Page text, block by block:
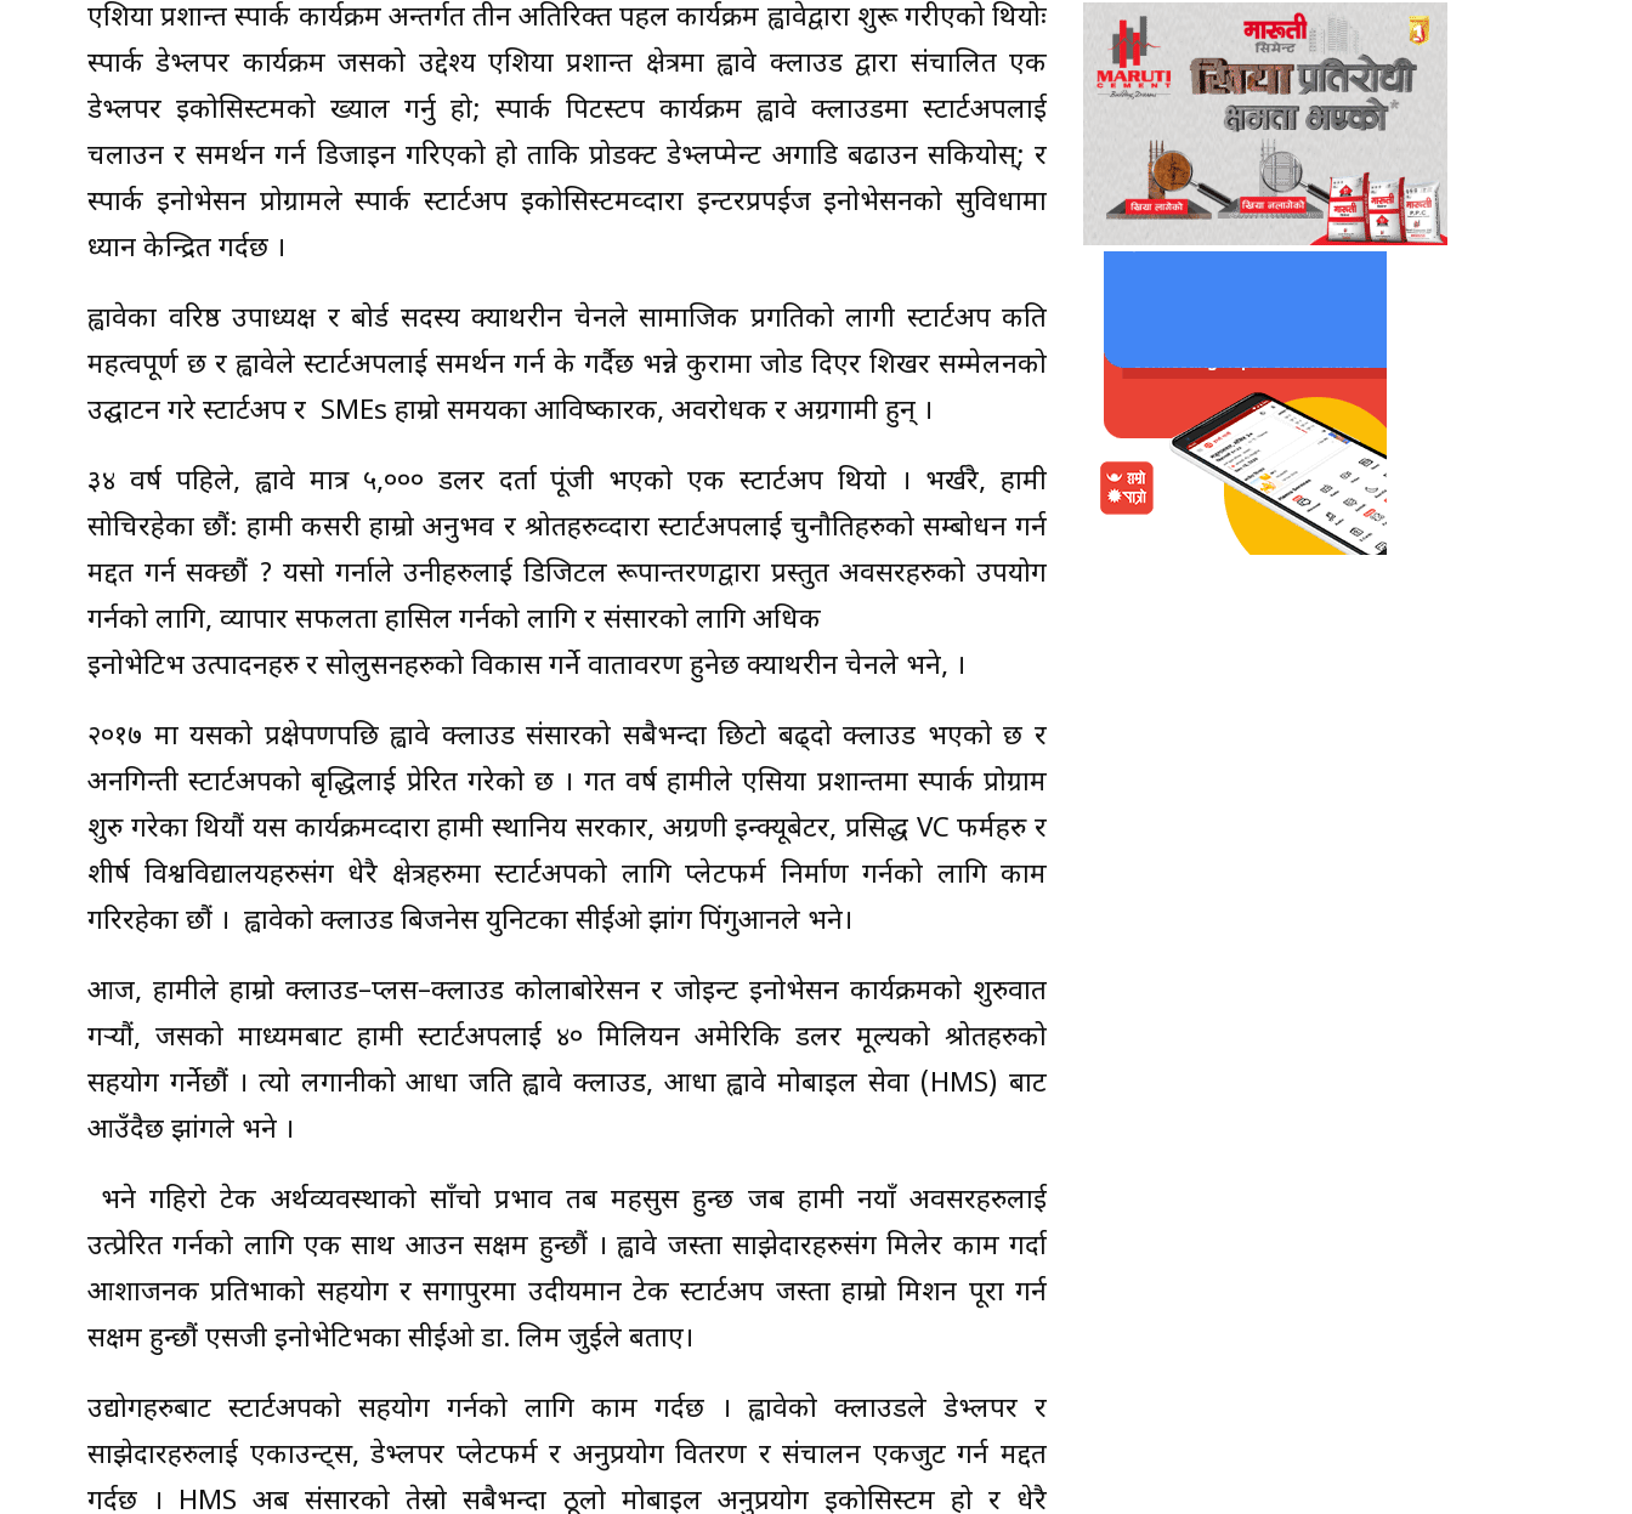
एशिया प्रशान्त स्पार्क कार्यक्रम अन्तर्गत तीन अतिरिक्त पहल कार्यक्रम ह्वावेद्वारा शुरू गरीएको थियोः
स्पार्क डेभ्लपर कार्यक्रम जसको उद्देश्य एशिया प्रशान्त क्षेत्रमा ह्वावे क्लाउड द्वारा संचालित एक
डेभ्लपर इकोसिस्टमको ख्याल गर्नु हो; स्पार्क पिटस्टप कार्यक्रम ह्वावे क्लाउडमा स्टार्टअपलाई
चलाउन र समर्थन गर्न डिजाइन गरिएको हो ताकि प्रोडक्ट डेभ्लप्मेन्ट अगाडि बढाउन सकियोस्; र
स्पार्क इनोभेसन प्रोग्रामले स्पार्क स्टार्टअप इकोसिस्टमव्दारा इन्टरप्रपईज इनोभेसनको सुविधामा
ध्यान केन्द्रित गर्दछ ।
ह्वावेका वरिष्ठ उपाध्यक्ष र बोर्ड सदस्य क्याथरीन चेनले सामाजिक प्रगतिको लागी स्टार्टअप कति
महत्वपूर्ण छ र ह्वावेले स्टार्टअपलाई समर्थन गर्न के गर्दैछ भन्ने कुरामा जोड दिएर शिखर सम्मेलनको
उद्घाटन गरे स्टार्टअप र SMEs हाम्रो समयका आविष्कारक, अवरोधक र अग्रगामी हुन् ।
३४ वर्ष पहिले, ह्वावे मात्र ५,००० डलर दर्ता पूंजी भएको एक स्टार्टअप थियो । भर्खरै, हामी
सोचिरहेका छौं: हामी कसरी हाम्रो अनुभव र श्रोतहरुव्दारा स्टार्टअपलाई चुनौतिहरुको सम्बोधन गर्न
मद्दत गर्न सक्छौं ? यसो गर्नाले उनीहरुलाई डिजिटल रूपान्तरणद्वारा प्रस्तुत अवसरहरुको उपयोग
गर्नको लागि, व्यापार सफलता हासिल गर्नको लागि र संसारको लागि अधिक
इनोभेटिभ उत्पादनहरु र सोलुसनहरुको विकास गर्ने वातावरण हुनेछ क्याथरीन चेनले भने, ।
२०१७ मा यसको प्रक्षेपणपछि ह्वावे क्लाउड संसारको सबैभन्दा छिटो बढ्दो क्लाउड भएको छ र
अनगिन्ती स्टार्टअपको बृद्धिलाई प्रेरित गरेको छ । गत वर्ष हामीले एसिया प्रशान्तमा स्पार्क प्रोग्राम
शुरु गरेका थियौं यस कार्यक्रमव्दारा हामी स्थानिय सरकार, अग्रणी इन्क्यूबेटर, प्रसिद्ध VC फर्महरु र
शीर्ष विश्वविद्यालयहरुसंग धेरै क्षेत्रहरुमा स्टार्टअपको लागि प्लेटफर्म निर्माण गर्नको लागि काम
गरिरहेका छौं । ह्वावेको क्लाउड बिजनेस युनिटका सीईओ झांग पिंगुआनले भने।
आज, हामीले हाम्रो क्लाउड–प्लस–क्लाउड कोलाबोरेसन र जोइन्ट इनोभेसन कार्यक्रमको शुरुवात
गर्‍यौं, जसको माध्यमबाट हामी स्टार्टअपलाई ४० मिलियन अमेरिकि डलर मूल्यको श्रोतहरुको
सहयोग गर्नेछौं । त्यो लगानीको आधा जति ह्वावे क्लाउड, आधा ह्वावे मोबाइल सेवा (HMS) बाट
आउँदैछ झांगले भने ।
भने गहिरो टेक अर्थव्यवस्थाको साँचो प्रभाव तब महसुस हुन्छ जब हामी नयाँ अवसरहरुलाई
उत्प्रेरित गर्नको लागि एक साथ आउन सक्षम हुन्छौं । ह्वावे जस्ता साझेदारहरुसंग मिलेर काम गर्दा
आशाजनक प्रतिभाको सहयोग र सिंगापुरमा उदीयमान टेक स्टार्टअप जस्ता हाम्रो मिशन पूरा गर्न
सक्षम हुन्छौं एसजी इनाेभेटिभका सीईओ डा. लिम जुईले बताए।
उद्योगहरुबाट स्टार्टअपको सहयोग गर्नको लागि काम गर्दछ । ह्वावेको क्लाउडले डेभ्लपर र
साझेदारहरुलाई एकाउन्ट्स, डेभ्लपर प्लेटफर्म र अनुप्रयोग वितरण र संचालन एकजुट गर्न मद्दत
गर्दछ । HMS अब संसारको तेस्रो सबैभन्दा ठूलो मोबाइल अनुप्रयोग इकोसिस्टम हो र धेरै